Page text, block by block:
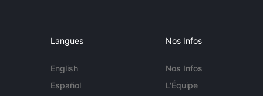
Langues
English
Español
Nos Infos
Nos Infos
L'Équipe